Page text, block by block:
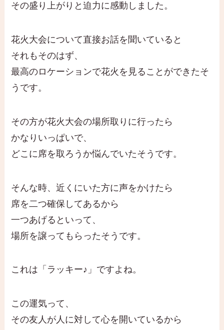
その盛り上がりと迫力に感動しました。
花火大会について直接お話を聞いていると
それもそのはず、
最高のロケーションで花火を見ることができたそ
うです。
その方が花火大会の場所取りに行ったら
かなりいっぱいで、
どこに席を取ろうか悩んでいたそうです。
そんな時、近くにいた方に声をかけたら
席を二つ確保してあるから
一つあげるといって、
場所を譲ってもらったそうです。
これは「ラッキー♪」ですよね。
この運気って、
その友人が人に対して心を開いているから